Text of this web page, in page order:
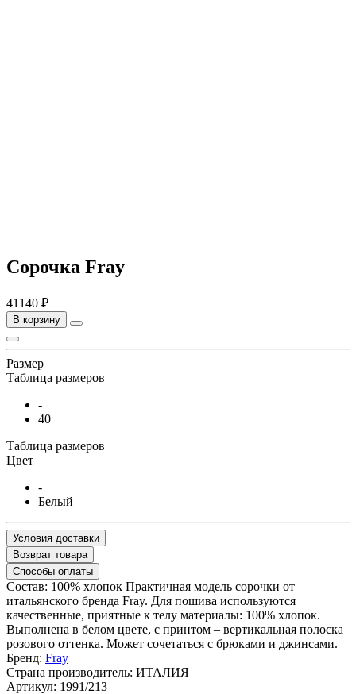
Сорочка Fray
41140 ₽
В корзину
Размер
Таблица размеров
-
40
Таблица размеров
Цвет
-
Белый
Условия доставки
Возврат товара
Способы оплаты
Состав: 100% хлопок Практичная модель сорочки от
итальянского бренда Fray. Для пошива используются
качественные, приятные к телу материалы: 100% хлопок.
Выполнена в белом цвете, с принтом – вертикальная полоска
розового оттенка. Может сочетаться с брюками и джинсами.
Бренд: Fray
Страна производитель: ИТАЛИЯ
Артикул: 1991/213